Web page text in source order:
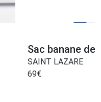
Sac banane
SAINT LAZARE
69€